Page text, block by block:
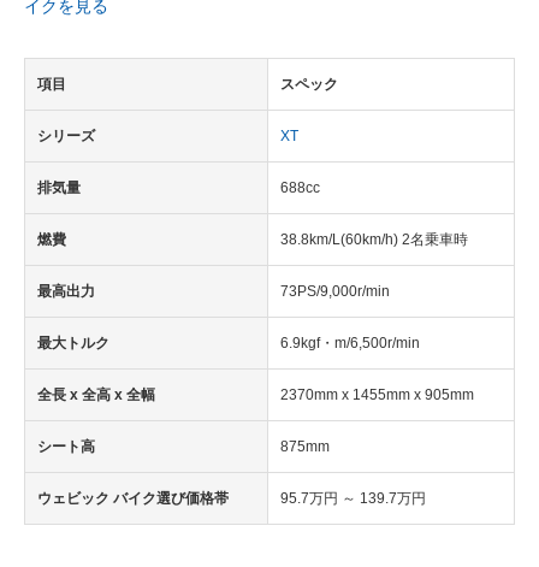
好きが集まる 比べて選べる
イクを見る
項目 スペック
シリーズ XT
排気量 688cc
燃費 38.8km/L(60km/h) 2名乗車時
最高出力 73PS/9,000r/min
最大トルク 6.9kgf・m/6,500r/min
全長 x 全高 x 全幅 2370mm x 1455mm x 905mm
シート高 875mm
ウェビック バイク選び価格帯 95.7万円 ～ 139.7万円